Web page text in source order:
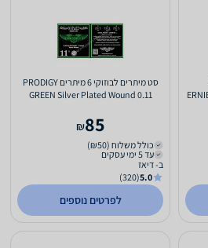
סט מיתרים לבוזוקי 6 מיתרים PRODIGY
GREEN Silver Plated Wound 0.11
85
₪
כולל משלוח (₪50)
עד 5 ימי עסקים
ב- דיאז
5.0
(320)
לפרטים נוספים